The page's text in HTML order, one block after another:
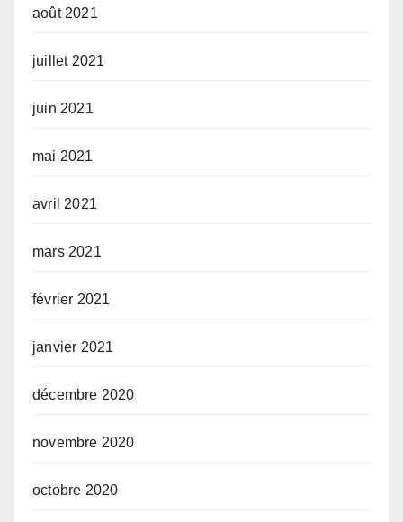
août 2021
juillet 2021
juin 2021
mai 2021
avril 2021
mars 2021
février 2021
janvier 2021
décembre 2020
novembre 2020
octobre 2020